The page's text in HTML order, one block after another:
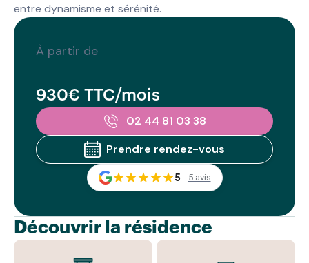
entre dynamisme et sérénité.
À partir de
930€ TTC/mois
02 44 81 03 38
Prendre rendez-vous
5 5 avis
Découvrir la résidence